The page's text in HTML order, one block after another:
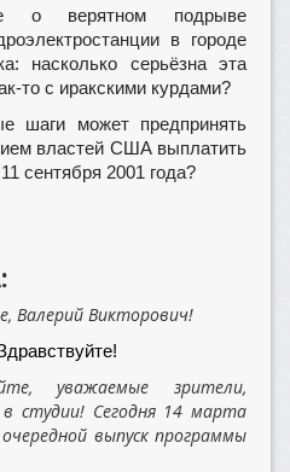
о верятном подрыве
в городе
насколько серьёзна эта
то с иракскими курдами?
шаги может предпринять
властей США выплатить
сентября 2001 года?
Валерий Викторович!
уважаемые зрители,
студии! Сегодня 14 марта
выпуск программы